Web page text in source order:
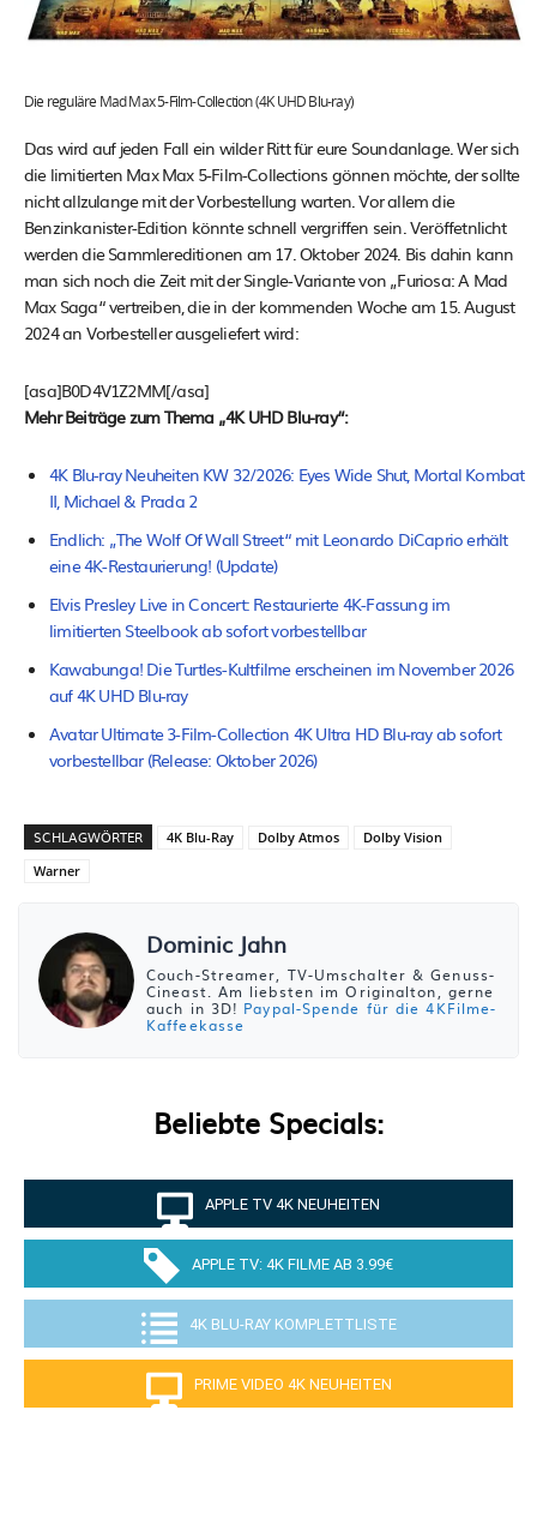
Die reguläre Mad Max 5-Film-Collection (4K UHD Blu-ray)
Das wird auf jeden Fall ein wilder Ritt für eure Soundanlage. Wer sich
die limitierten Max Max 5-Film-Collections gönnen möchte, der sollte
nicht allzulange mit der Vorbestellung warten. Vor allem die
Benzinkanister-Edition könnte schnell vergriffen sein. Veröffetnlicht
werden die Sammlereditionen am 17. Oktober 2024. Bis dahin kann
man sich noch die Zeit mit der Single-Variante von „Furiosa: A Mad
Max Saga“ vertreiben, die in der kommenden Woche am 15. August
2024 an Vorbesteller ausgeliefert wird:
[asa]B0D4V1Z2MM[/asa]
Mehr Beiträge zum Thema „4K UHD Blu-ray“:
4K Blu-ray Neuheiten KW 32/2026: Eyes Wide Shut, Mortal Kombat
II, Michael & Prada 2
Endlich: „The Wolf Of Wall Street“ mit Leonardo DiCaprio erhält
eine 4K-Restaurierung! (Update)
Elvis Presley Live in Concert: Restaurierte 4K-Fassung im
limitierten Steelbook ab sofort vorbestellbar
Kawabunga! Die Turtles-Kultfilme erscheinen im November 2026
auf 4K UHD Blu-ray
Avatar Ultimate 3-Film-Collection 4K Ultra HD Blu-ray ab sofort
vorbestellbar (Release: Oktober 2026)
SCHLAGWÖRTER 4K Blu-Ray Dolby Atmos
Dolby Vision
Warner
Dominic Jahn
Couch-Streamer, TV-Umschalter & Genuss-
Cineast. Am liebsten im Originalton, gerne
auch in 3D! Paypal-Spende für die 4KFilme-
Kaffeekasse
Beliebte Specials:
APPLE TV 4K NEUHEITEN
APPLE TV: 4K FILME AB 3.99€
4K BLU-RAY KOMPLETTLISTE
PRIME VIDEO 4K NEUHEITEN